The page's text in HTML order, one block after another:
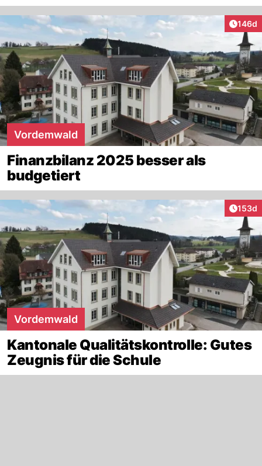
146d
Vordemwald
Finanzbilanz 2025 besser als
budgetiert
153d
Vordemwald
Kantonale Qualitätskontrolle: Gutes
Zeugnis für die Schule